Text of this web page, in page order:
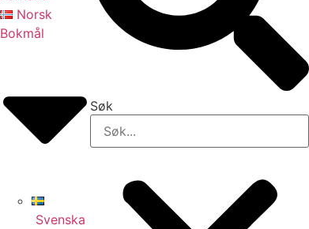
Norsk
Bokmål
Svenska
Søk